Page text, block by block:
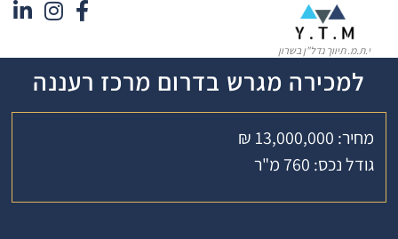
י.ת.מ. תיווך נדל"ן בשרון
למכירה מגרש בדרום מרכז רעננה
מחיר: 13,000,000 ₪
גודל נכס: 760 מ"ר